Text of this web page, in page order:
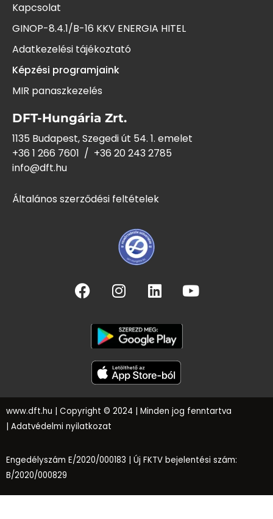
Kapcsolat
GINOP-8.4.1/B-16 KKV ENERGIA HITEL
Adatkezelési tájékoztató
Képzési programjaink
MIR panaszkezelés
DFT-Hungária Zrt.
1135 Budapest, Szegedi út 54. 1. emelet
+36 1 266 7601 / +36 20 243 2785
info@dft.hu
Általános szerződési feltételek
www.dft.hu | Copyright © 2024 | Minden jog fenntartva
Adatvédelmi nyilatkozat
Engedélyszám E/2020/000183 | Új FKTV bejelentési szám:
B/2020/000829